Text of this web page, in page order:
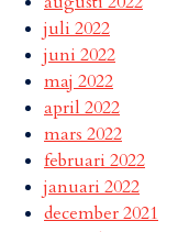
juli 2022
juni 2022
maj 2022
april 2022
mars 2022
februari 2022
januari 2022
december 2021